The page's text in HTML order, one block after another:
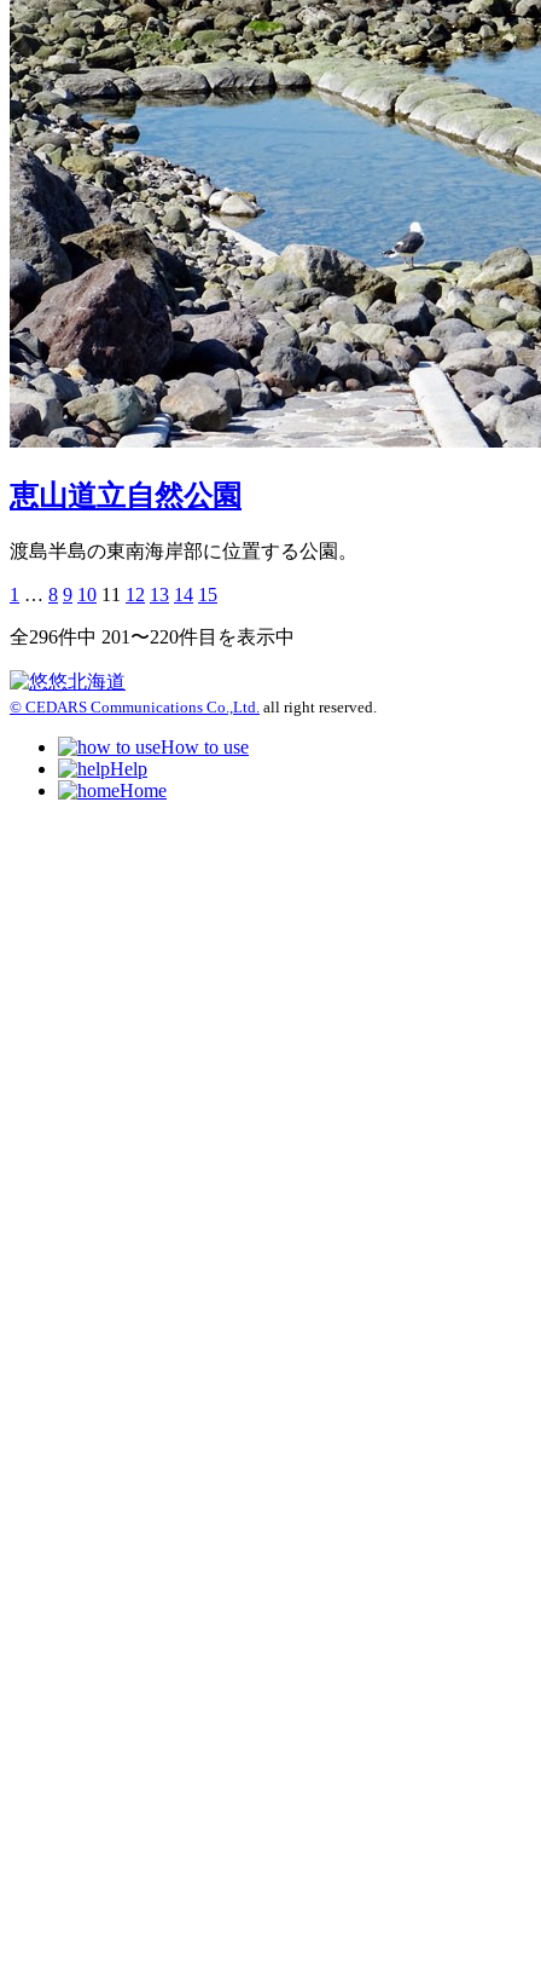
恵山道立自然公園
渡島半島の東南海岸部に位置する公園。
1 … 8 9 10 11 12 13 14 15
全296件中 201〜220件目を表示中
© CEDARS Communications Co.,Ltd. all right reserved.
How to use
Help
Home